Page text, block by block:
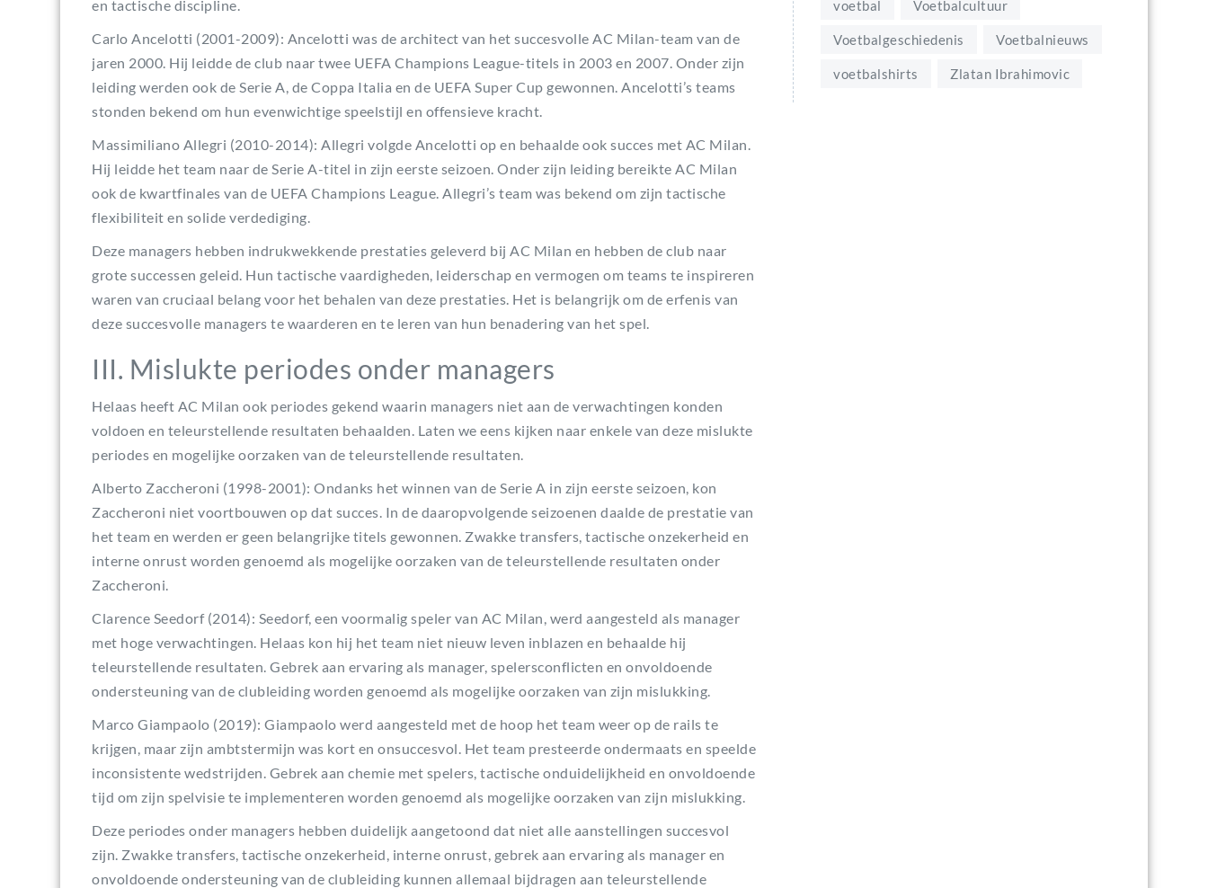
en tactische discipline.
Carlo Ancelotti (2001-2009): Ancelotti was de architect van het succesvolle AC Milan-team van de
jaren 2000. Hij leidde de club naar twee UEFA Champions League-titels in 2003 en 2007. Onder zijn
leiding werden ook de Serie A, de Coppa Italia en de UEFA Super Cup gewonnen. Ancelotti’s teams
stonden bekend om hun evenwichtige speelstijl en offensieve kracht.
Massimiliano Allegri (2010-2014): Allegri volgde Ancelotti op en behaalde ook succes met AC Milan.
Hij leidde het team naar de Serie A-titel in zijn eerste seizoen. Onder zijn leiding bereikte AC Milan
ook de kwartfinales van de UEFA Champions League. Allegri’s team was bekend om zijn tactische
flexibiliteit en solide verdediging.
Deze managers hebben indrukwekkende prestaties geleverd bij AC Milan en hebben de club naar
grote successen geleid. Hun tactische vaardigheden, leiderschap en vermogen om teams te inspireren
waren van cruciaal belang voor het behalen van deze prestaties. Het is belangrijk om de erfenis van
deze succesvolle managers te waarderen en te leren van hun benadering van het spel.
III. Mislukte periodes onder managers
Helaas heeft AC Milan ook periodes gekend waarin managers niet aan de verwachtingen konden
voldoen en teleurstellende resultaten behaalden. Laten we eens kijken naar enkele van deze mislukte
periodes en mogelijke oorzaken van de teleurstellende resultaten.
Alberto Zaccheroni (1998-2001): Ondanks het winnen van de Serie A in zijn eerste seizoen, kon
Zaccheroni niet voortbouwen op dat succes. In de daaropvolgende seizoenen daalde de prestatie van
het team en werden er geen belangrijke titels gewonnen. Zwakke transfers, tactische onzekerheid en
interne onrust worden genoemd als mogelijke oorzaken van de teleurstellende resultaten onder
Zaccheroni.
Clarence Seedorf (2014): Seedorf, een voormalig speler van AC Milan, werd aangesteld als manager
met hoge verwachtingen. Helaas kon hij het team niet nieuw leven inblazen en behaalde hij
teleurstellende resultaten. Gebrek aan ervaring als manager, spelersconflicten en onvoldoende
ondersteuning van de clubleiding worden genoemd als mogelijke oorzaken van zijn mislukking.
Marco Giampaolo (2019): Giampaolo werd aangesteld met de hoop het team weer op de rails te
krijgen, maar zijn ambtstermijn was kort en onsuccesvol. Het team presteerde ondermaats en speelde
inconsistente wedstrijden. Gebrek aan chemie met spelers, tactische onduidelijkheid en onvoldoende
tijd om zijn spelvisie te implementeren worden genoemd als mogelijke oorzaken van zijn mislukking.
Deze periodes onder managers hebben duidelijk aangetoond dat niet alle aanstellingen succesvol
zijn. Zwakke transfers, tactische onzekerheid, interne onrust, gebrek aan ervaring als manager en
onvoldoende ondersteuning van de clubleiding kunnen allemaal bijdragen aan teleurstellende
voetbal Voetbalcultuur
Voetbalgeschiedenis Voetbalnieuws
voetbalshirts Zlatan Ibrahimovic